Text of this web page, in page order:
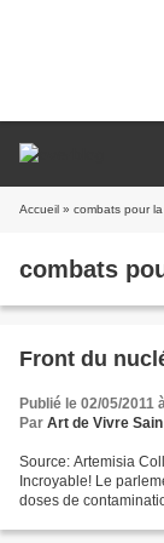
Accueil » combats pour
combats
Front du
Publié le 02/05/2011
Par Art de Vivre Sain
Source: Artemisia
Incroyable! Le
doses de